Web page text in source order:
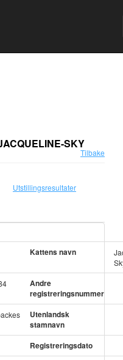
SKY
Tilbake
Utstillingsresultater
Kattens navn
Andre
registreringsnummer
Utenlandsk
stamnavn
Registreringsdato